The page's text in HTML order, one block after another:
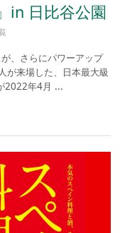
in 日比谷公園
、さらにパワーアップ
来場した、日本最大級
2022年4月 ...